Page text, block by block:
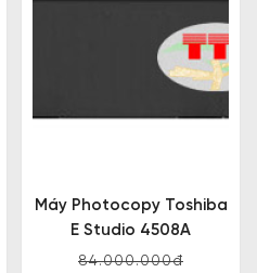
Máy Photocopy Toshiba
E Studio 4508A
84.000.000đ